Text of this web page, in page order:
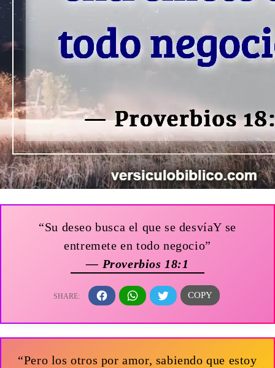
“Su deseo busca el que se desvíaY se
entremete en todo negocio”
— Proverbios 18:1
“Pero los otros por amor, sabiendo que estoy